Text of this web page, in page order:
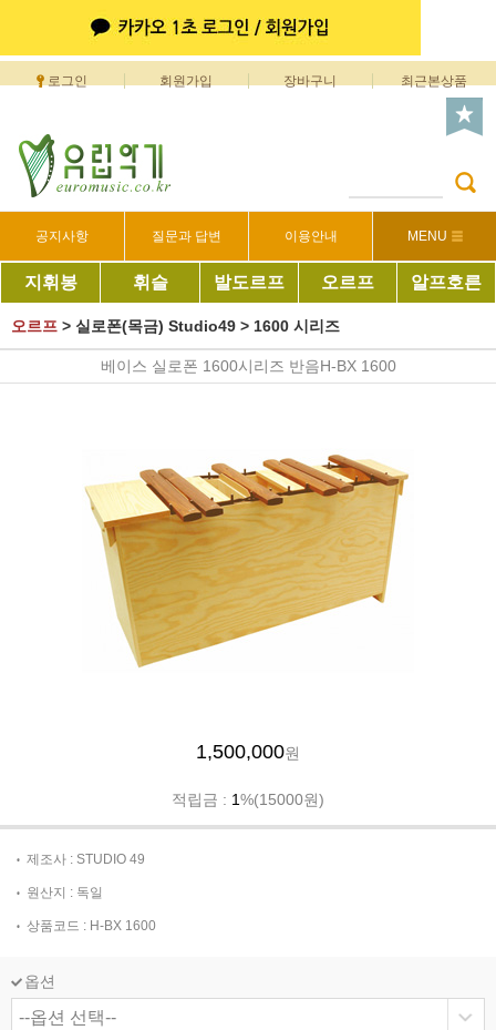
로그인 회원가입 장바구니 최근본상품
공지사항 질문과 답변 이용안내 MENU
지휘봉 휘슬 발도르프 오르프 알프호른
오르프 > 실로폰(목금) Studio49 > 1600 시리즈
베이스 실로폰 1600시리즈 반음H-BX 1600
1,500,000원
적립금 : 1%(15000원)
제조사 : STUDIO 49
원산지 : 독일
상품코드 : H-BX 1600
옵션